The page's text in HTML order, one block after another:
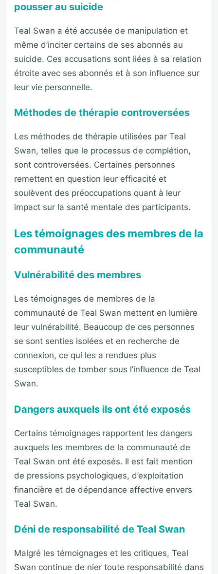
pousser au suicide
Teal Swan a été accusée de manipulation et
même d’inciter certains de ses abonnés au
suicide. Ces accusations sont liées à sa relation
étroite avec ses abonnés et à son influence sur
leur vie personnelle.
Méthodes de thérapie controversées
Les méthodes de thérapie utilisées par Teal
Swan, telles que le processus de complétion,
sont controversées. Certaines personnes
remettent en question leur efficacité et
soulèvent des préoccupations quant à leur
impact sur la santé mentale des participants.
Les témoignages des membres de la
communauté
Vulnérabilité des membres
Les témoignages de membres de la
communauté de Teal Swan mettent en lumière
leur vulnérabilité. Beaucoup de ces personnes
se sont senties isolées et en recherche de
connexion, ce qui les a rendues plus
susceptibles de tomber sous l’influence de Teal
Swan.
Dangers auxquels ils ont été exposés
Certains témoignages rapportent les dangers
auxquels les membres de la communauté de
Teal Swan ont été exposés. Il est fait mention
de pressions psychologiques, d’exploitation
financière et de dépendance affective envers
Teal Swan.
Déni de responsabilité de Teal Swan
Malgré les témoignages et les critiques, Teal
Swan continue de nier toute responsabilité dans